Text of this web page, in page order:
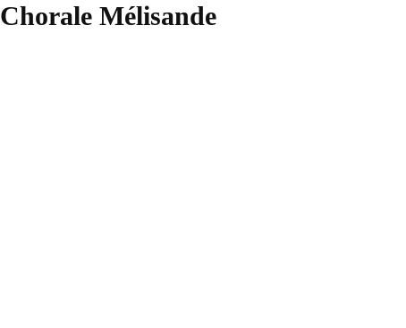
Chorale Mélisande